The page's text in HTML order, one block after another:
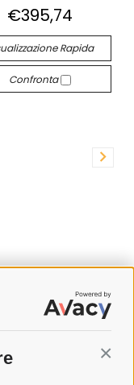
€395,74
Rapida
Confronta